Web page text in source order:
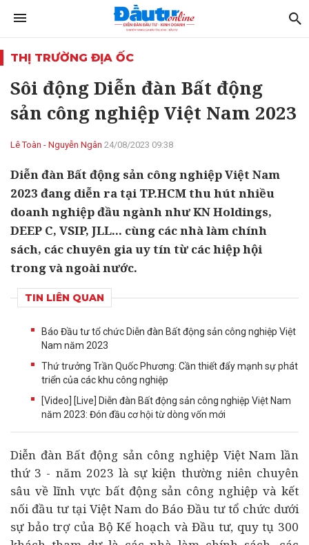
THỊ TRƯỜNG ĐỊA ỐC
Sôi động Diễn đàn Bất động
sản công nghiệp Việt Nam 2023
Lê Toàn - Nguyễn Ngân 24/08/2023 09:38
Diễn đàn Bất động sản công nghiệp Việt Nam
2023 đang diễn ra tại TP.HCM thu hút nhiều
doanh nghiệp đầu ngành như KN Holdings,
DEEP C, VSIP, JLL... cùng các nhà làm chính
sách, các chuyên gia uy tín từ các hiệp hội
trong và ngoài nước.
TIN LIÊN QUAN
Báo Đầu tư tổ chức Diễn đàn Bất động sản công nghiệp Việt
Nam năm 2023
Thứ trưởng Trần Quốc Phương: Cần thiết đẩy mạnh sự phát
triển của các khu công nghiệp
[Video] [Live] Diễn đàn Bất động sản công nghiệp Việt Nam
năm 2023: Đón đầu cơ hội từ dòng vốn mới
Diễn đànBất động sảncông nghiệp Việt Nam lần
thứ 3 - năm 2023 là sự kiện thường niên chuyên
sâu về lĩnh vực bất động sản công nghiệp và kết
nối đầu tưtại Việt Nam do Báo Đầu tư tổ chức dưới
sự bảo trợ của Bộ Kế hoạch và Đầu tư, quy tụ 300